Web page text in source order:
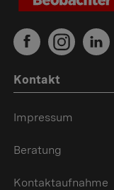
Kontakt
Impressum
Beratung
Kontaktaufnahme